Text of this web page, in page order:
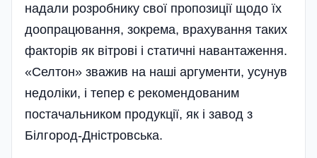
надали розробнику свої пропозиції щодо їх
доопрацювання, зокрема, врахування таких
факторів як вітрові і статичні навантаження.
«Селтон» зважив на наші аргументи, усунув
недоліки, і тепер є рекомендованим
постачальником продукції, як і завод з
Білгород-Дністровська.